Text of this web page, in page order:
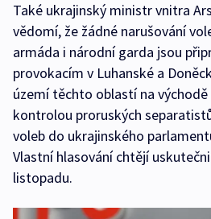
Také ukrajinský ministr vnitra
vědomí, že žádné narušování
armáda i národní garda jsou
provokacím v Luhanské a
území těchto oblastí na
kontrolou proruských
voleb do ukrajinského
Vlastní hlasování chtějí
listopadu.